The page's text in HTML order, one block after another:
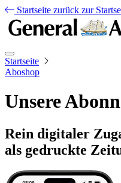
Startseite zurück zur
Startseite
Aboshop
Unsere
Rein digitaler
als gedruckte